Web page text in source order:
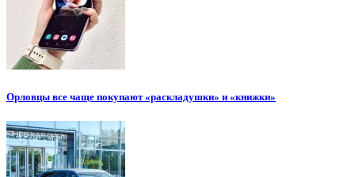
Орловцы все чаще покупают «раскладушки» и «книжки»